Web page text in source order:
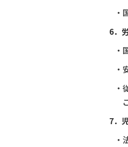
・
6．
・
・
・
7．
・